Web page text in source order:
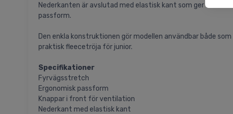
Nederkanten är avslutad med elastisk kant som ger en
passform.
Den enkla konstruktionen gör modellen användbar både
praktisk fleecetröja för junior.
Specifikationer
Fyrvägsstretch
Ergonomisk passform
Knappar i front för ventilation
Nederkant med elastisk kant